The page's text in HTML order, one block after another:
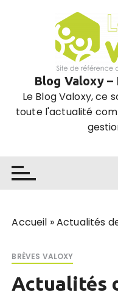
Blog Valoxy
Le Blog Valoxy, ce
toute l'actualité
Accueil »Actualités
BRÈVES VALOXY
Actualités